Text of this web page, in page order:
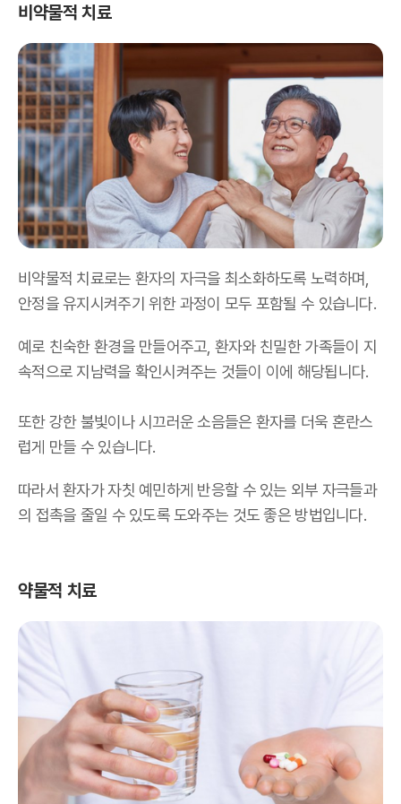
비약물적 치료
비약물적 치료로는 환자의 자극을 최소화하도록 노력하며,
안정을 유지시켜주기 위한 과정이 모두 포함될 수 있습니다.
예로 친숙한 환경을 만들어주고, 환자와 친밀한 가족들이 지
속적으로 지남력을 확인시켜주는 것들이 이에 해당됩니다.
또한 강한 불빛이나 시끄러운 소음들은 환자를 더욱 혼란스
럽게 만들 수 있습니다.
따라서 환자가 자칫 예민하게 반응할 수 있는 외부 자극들과
의 접촉을 줄일 수 있도록 도와주는 것도 좋은 방법입니다.
약물적 치료